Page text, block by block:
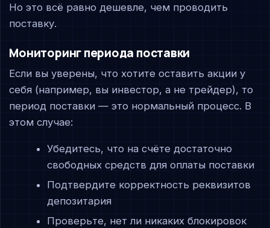
Но это всё равно дешевле, чем проводить
поставку.
Мониторинг периода поставки
Если вы уверены, что хотите оставить акции у
себя (например, вы инвестор, а не трейдер), то
период поставки — это нормальный процесс. В
этом случае:
Убедитесь, что на счёте достаточно
свободных средств для оплаты поставки
Подтвердите корректность реквизитов
депозитария
Проверьте, нет ли никаких блокировок